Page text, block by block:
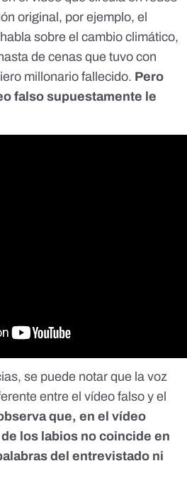
original, por ejemplo, el
sobre el cambio climático,
de cenas que tuvo con
millonario fallecido. Pero
falso supuestamente le
se puede notar que la voz
entre el vídeo falso y el
que, en el vídeo
los labios no coincide en
del entrevistado ni